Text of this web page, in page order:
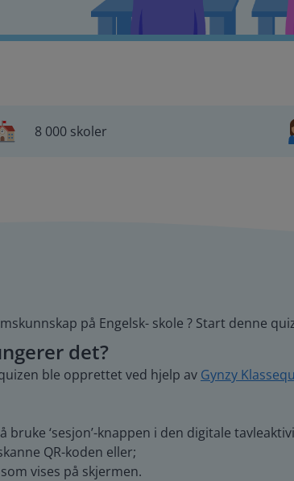
8 000 skoler
på Engelsk- skole ? Start denne
det?
ble opprettet ved hjelp av Gynzy
bruke ‘sesjon’-knappen i den digitale
QR-koden eller;
vises på skjermen.